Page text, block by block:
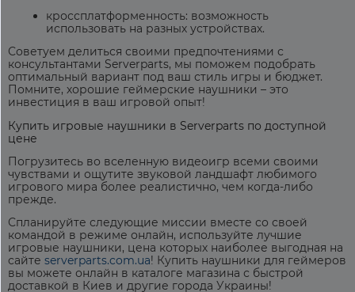
кроссплатформенность: возможность
использовать на разных устройствах.
Советуем делиться своими предпочтениями с
консультантами Serverparts, мы поможем подобрать
оптимальный вариант под ваш стиль игры и бюджет.
Помните, хорошие геймерские наушники – это
инвестиция в ваш игровой опыт!
Купить игровые наушники в Serverparts по доступной
цене
Погрузитесь во вселенную видеоигр всеми своими
чувствами и ощутите звуковой ландшафт любимого
игрового мира более реалистично, чем когда-либо
прежде.
Спланируйте следующие миссии вместе со своей
командой в режиме онлайн, используйте лучшие
игровые наушники, цена которых наиболее выгодная на
сайте serverparts.com.ua! Купить наушники для геймеров
вы можете онлайн в каталоге магазина с быстрой
доставкой в Киев и другие города Украины!